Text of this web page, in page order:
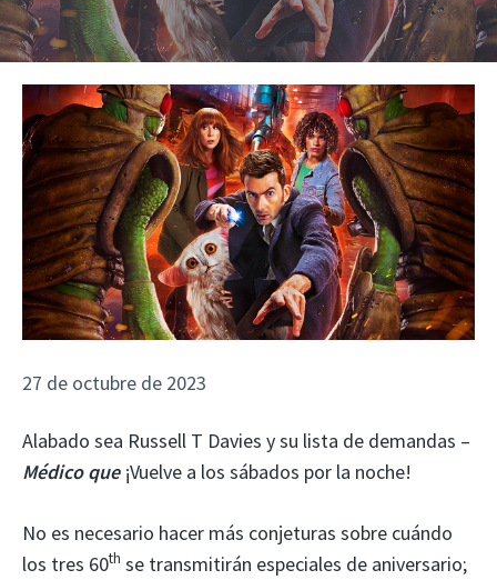
27 de octubre de 2023
Alabado sea Russell T Davies y su lista de demandas –
Médico que¡Vuelve a los sábados por la noche!
No es necesario hacer más conjeturas sobre cuándo
los tres 60th se transmitirán especiales de aniversario;